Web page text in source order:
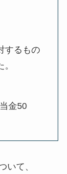
するもの
金50
いて 、